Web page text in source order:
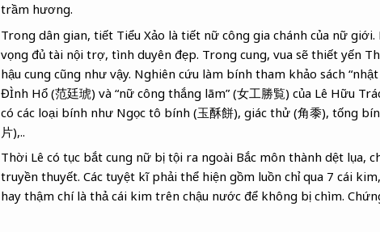
trầm hương.
Trong dân gian, tiết Tiểu Xảo là tiết nữ công gia chánh của nữ
vọng đủ tài nội trợ, tình duyên đẹp. Trong cung, vua sẽ thiết yến
hậu cung cũng như vậy. Nghiên cứu làm bính tham khảo sách
ĐÌnh Hổ (范廷琥) và “nữ công thắng lãm” (女工勝覧) của Lê Hữu
có các loại bính như Ngọc tô bính (玉酥餅), giác thử (角黍), tống
片),..
Thời Lê có tục bắt cung nữ bị tội ra ngoài Bắc môn thành dệt lụa,
truyền thuyết. Các tuyệt kĩ phải thể hiện gồm luồn chỉ qua 7 cái
hay thậm chí là thả cái kim trên chậu nước để không bị chìm.